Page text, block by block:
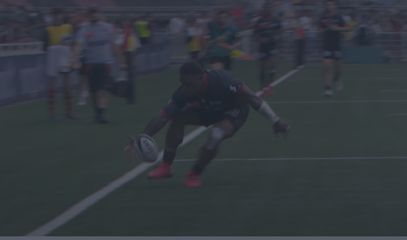
Internazionale
6 Nazioni
United Rugby Championship
Premiership
Champions Cup